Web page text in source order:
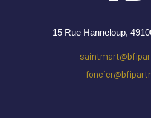
15 Rue Hanneloup,